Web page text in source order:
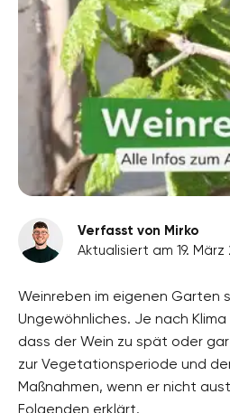
Verfasst von Mirko
Aktualisiert am 19. März
Weinreben im eigenen Garten
Ungewöhnliches. Je nach
dass der Wein zu spät oder
zur Vegetationsperiode und
Maßnahmen, wenn er nicht
Folgenden erklärt.